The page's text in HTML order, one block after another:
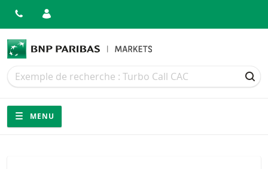
Recherche
Recherche
Navigation
Navigation sur le site
MENU